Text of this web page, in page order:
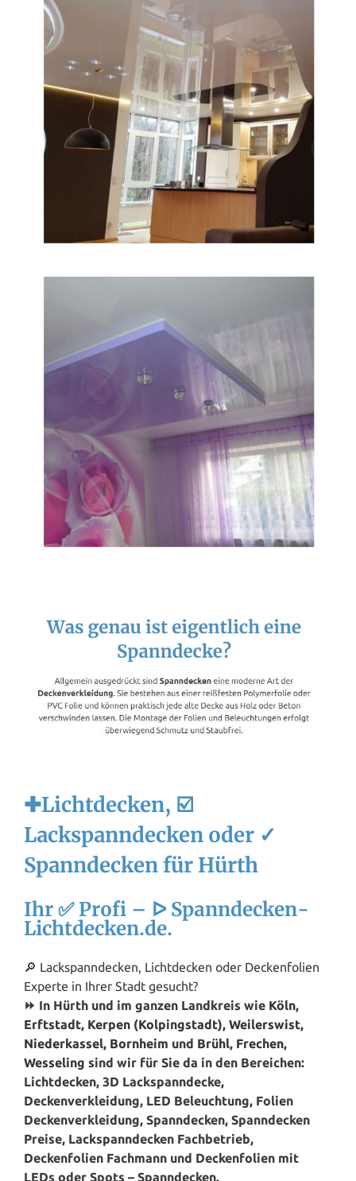
✚Lichtdecken, ☑️
Lackspanndecken oder ✓
Spanndecken für Hürth
Ihr ✅ Profi – ᐅ Spanndecken-
Lichtdecken.de.
🔎 Lackspanndecken, Lichtdecken oder Deckenfolien
Experte in Ihrer Stadt gesucht?
⏩ In Hürth und im ganzen Landkreis wie Köln,
Erftstadt, Kerpen (Kolpingstadt), Weilerswist,
Niederkassel, Bornheim und Brühl, Frechen,
Wesseling sind wir für Sie da in den Bereichen:
Lichtdecken, 3D Lackspanndecke,
Deckenverkleidung, LED Beleuchtung, Folien
Deckenverkleidung, Spanndecken, Spanndecken
Preise, Lackspanndecken Fachbetrieb,
Deckenfolien Fachmann und Deckenfolien mit
LEDs oder Spots – Spanndecken.